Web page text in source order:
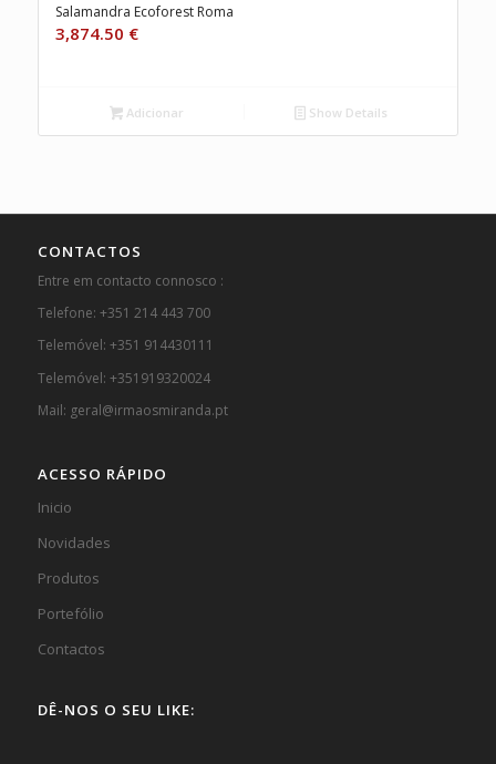
Salamandra Ecoforest Roma
3,874.50 €
Adicionar Show Details
CONTACTOS
Entre em contacto connosco :
Telefone: +351 214 443 700
Telemóvel: +351 914430111
Telemóvel: +351919320024
Mail: geral@irmaosmiranda.pt
ACESSO RÁPIDO
Inicio
Novidades
Produtos
Portefólio
Contactos
DÊ-NOS O SEU LIKE: